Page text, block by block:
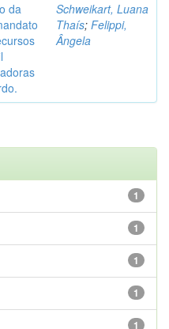
da
Schweikart, Luana
Thaís; Felippi,
Ângela
1
1
1
1
1